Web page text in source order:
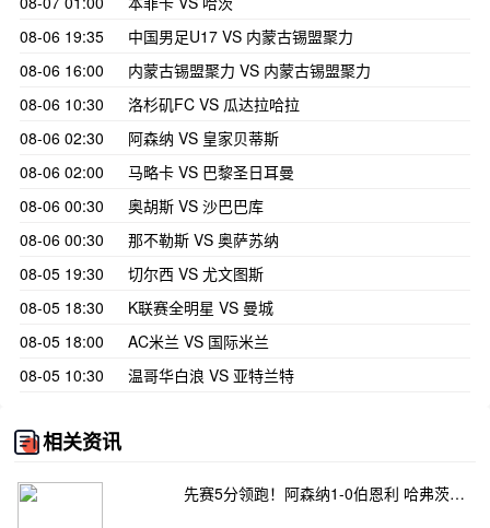
08-06 19:35
中国男足U17 VS 内蒙古锡盟聚力
08-06 16:00
内蒙古锡盟聚力 VS 内蒙古锡盟聚力
08-06 10:30
洛杉矶FC VS 瓜达拉哈拉
08-06 02:30
阿森纳 VS 皇家贝蒂斯
08-06 02:00
马略卡 VS 巴黎圣日耳曼
08-06 00:30
奥胡斯 VS 沙巴巴库
08-06 00:30
那不勒斯 VS 奥萨苏纳
08-05 19:30
切尔西 VS 尤文图斯
08-05 18:30
K联赛全明星 VS 曼城
08-05 18:00
AC米兰 VS 国际米兰
08-05 10:30
温哥华白浪 VS 亚特兰特
相关资讯
先赛5分领跑！阿森纳1-0伯恩利 哈弗茨制胜+蹬踏染黄 萨卡献助攻